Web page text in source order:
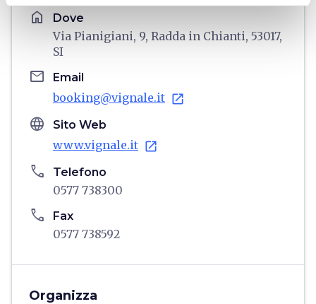
home Dove
Via Pianigiani, 9, Radda in Chianti, 53017,
SI
email Email
booking@vignale.it open_in_new
language Sito Web
www.vignale.it open_in_new
phone Telefono
0577 738300
phone Fax
0577 738592
Organizza